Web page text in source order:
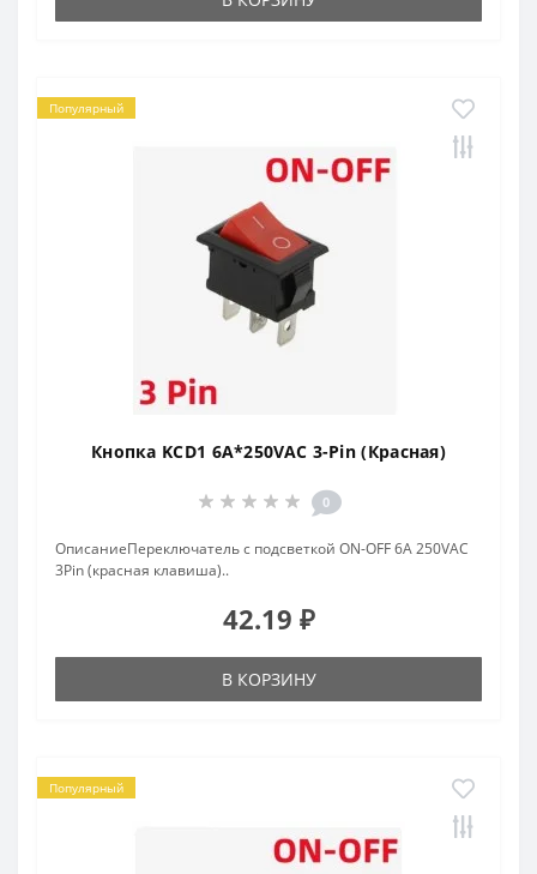
Популярный
Кнопка KCD1 6A*250VAC 3-Pin (Красная)
0
ОписаниеПереключатель с подсветкой ON-OFF 6A 250VAC
3Pin (красная клавиша)..
42.19 ₽
В КОРЗИНУ
Популярный